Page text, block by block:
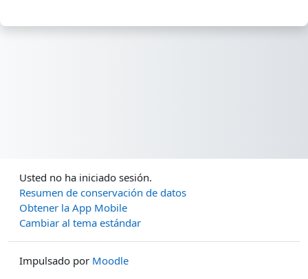
Usted no ha iniciado sesión.
Resumen de conservación de datos
Obtener la App Mobile
Cambiar al tema estándar
Impulsado por Moodle